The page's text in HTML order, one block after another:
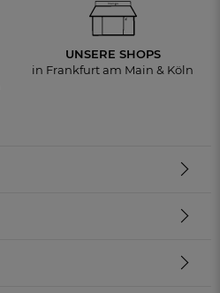
UNSERE SHOPS
in Frankfurt am Main & Köln